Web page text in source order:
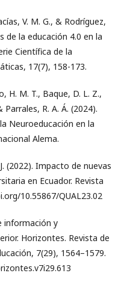
V. M. G., & Rodríguez,
de la educación 4.0 en la
Científica de la
17(7), 158-173.
H. M. T., Baque, D. L. Z.,
Parrales, R. A. Á. (2024).
Neuroeducación en la
Alema.
(2022). Impacto de nuevas
en Ecuador. Revista
10.55867/QUAL23.02
información y
Horizontes. Revista de
7(29), 1564–1579.